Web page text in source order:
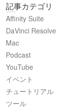
記事カテゴリ
Affinity Suite
DaVinci Resolve
Mac
Podcast
YouTube
イベント
チュートリアル
ツール